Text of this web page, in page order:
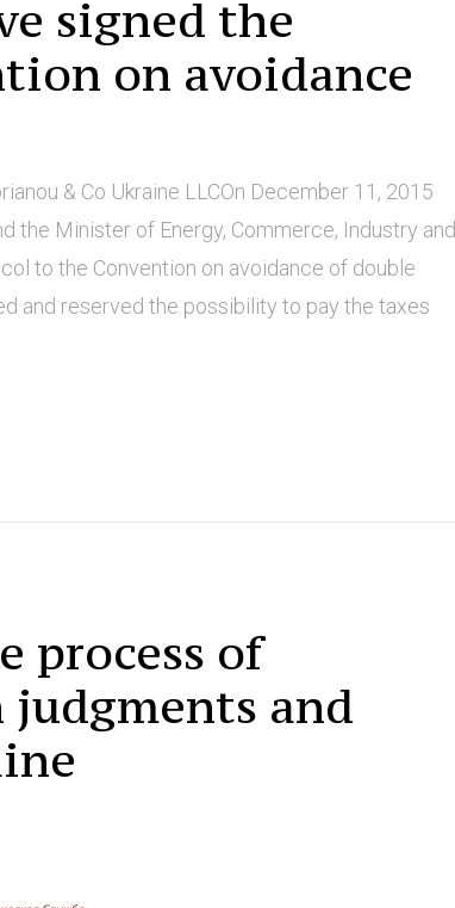
signed the
on avoidance
& Co Ukraine LLCOn December 11, 2015
the Minister of Energy, Commerce, Industry and
to the Convention on avoidance of double
and reserved the possibility to pay the taxes
process of
and